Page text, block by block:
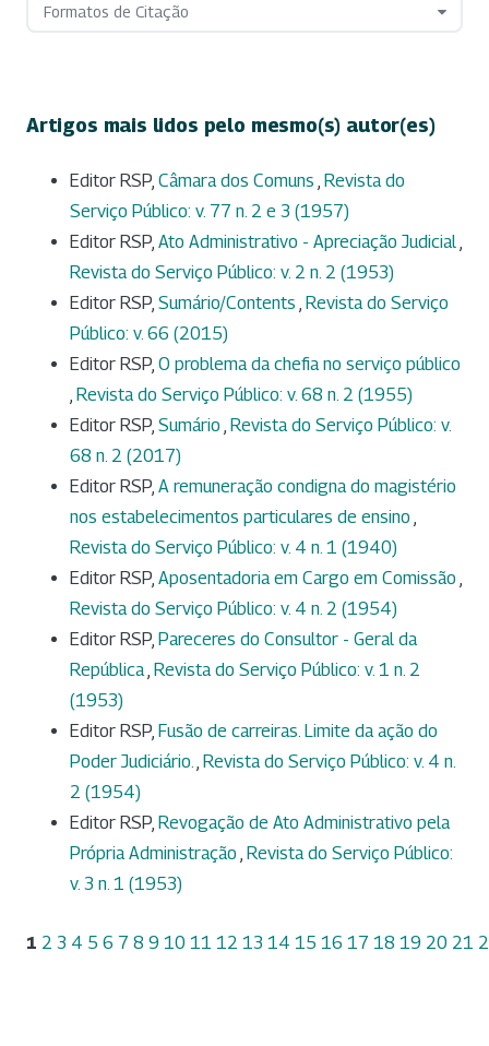
Formatos de Citação
Artigos mais lidos pelo mesmo(s) autor(es)
Editor RSP, Câmara dos Comuns , Revista do
Serviço Público: v. 77 n. 2 e 3 (1957)
Editor RSP, Ato Administrativo - Apreciação Judicial,
Revista do Serviço Público: v. 2 n. 2 (1953)
Editor RSP, Sumário/Contents , Revista do Serviço
Público: v. 66 (2015)
Editor RSP, O problema da chefia no serviço público
, Revista do Serviço Público: v. 68 n. 2 (1955)
Editor RSP, Sumário , Revista do Serviço Público: v.
68 n. 2 (2017)
Editor RSP, A remuneração condigna do magistério
nos estabelecimentos particulares de ensino ,
Revista do Serviço Público: v. 4 n. 1 (1940)
Editor RSP, Aposentadoria em Cargo em Comissão ,
Revista do Serviço Público: v. 4 n. 2 (1954)
Editor RSP, Pareceres do Consultor - Geral da
República, Revista do Serviço Público: v. 1 n. 2
(1953)
Editor RSP, Fusão de carreiras. Limite da ação do
Poder Judiciário., Revista do Serviço Público: v. 4 n.
2 (1954)
Editor RSP, Revogação de Ato Administrativo pela
Própria Administração , Revista do Serviço Público:
v. 3 n. 1 (1953)
1 2 3 4 5 6 7 8 9 10 11 12 13 14 15 16 17 18 19 20 21